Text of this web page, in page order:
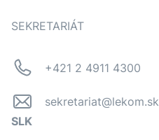
SEKRETARIÁT
+421 2 4911 4300
sekretariat@lekom.sk
SLK